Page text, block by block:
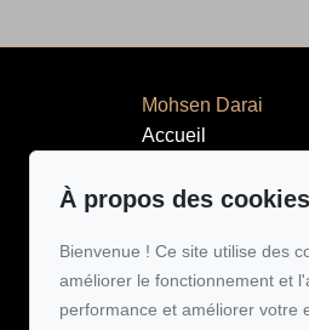
Mohsen Darai
Accueil
À propos
Acheter
Témoignages
À propos des
Bienvenue ! Ce site utilise des
améliorer le fonctionnement et
performance et améliorer votre